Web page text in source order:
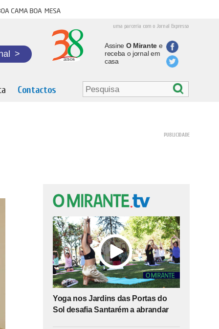
cama boa mesa
uma parceria com o Jornal Expresso
>
Assine O Mirantee
receba o jornal em
casa
Contactos
Yoga nos Jardins das Portas do
Sol desafia Santarém a abrandar